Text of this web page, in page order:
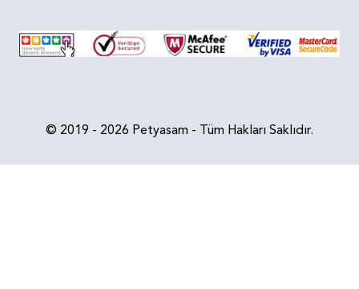
© 2019 - 2026 Petyasam - Tüm Hakları Saklıdır.